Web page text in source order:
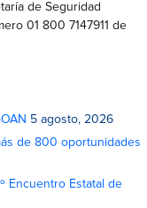
de Seguridad
01 800 7147911 de
5 agosto, 2026
de 800 oportunidades
Encuentro Estatal de